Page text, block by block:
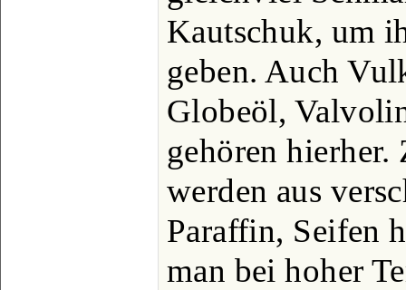
Kautschuk, um
geben. Auch
Globeöl,
gehören hierher.
werden aus
Paraffin, Seifen
man bei hoher